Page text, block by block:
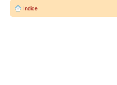
Indice